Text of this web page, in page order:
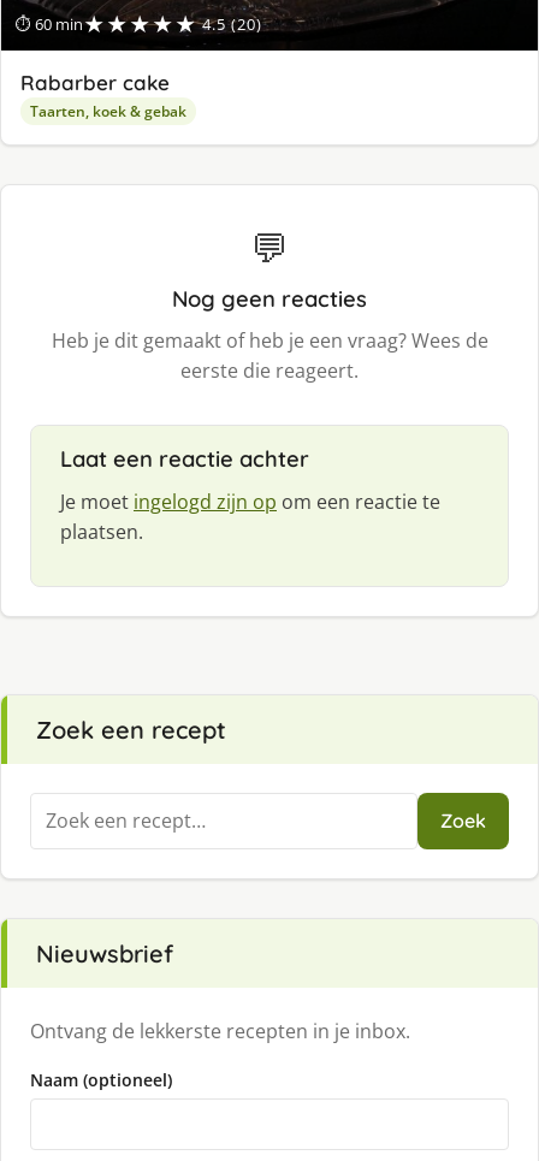
⏱ 60 min★★★★★ 4.5 (20)
Rabarber cake
Taarten, koek & gebak
💬
Nog geen reacties
Heb je dit gemaakt of heb je een vraag? Wees de
eerste die reageert.
Laat een reactie achter
Je moet ingelogd zijn op om een reactie te
plaatsen.
Zoek een recept
Zoeken
naar:
Zoek
Nieuwsbrief
Ontvang de lekkerste recepten in je inbox.
Naam (optioneel)